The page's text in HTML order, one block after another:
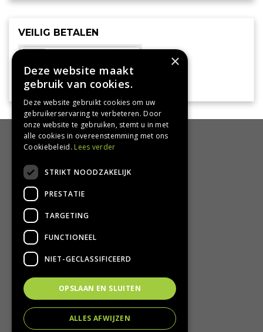
VEILIG BETALEN
HANDIG
Bezorgen en afhalen
Algemene voorwaarden
Privacy Policy
Privacy statement
CONTACT
Groencentrum Hoogeveen
Nijstad 11
7909 HS Hoogeveen
0528-251380
×
Deze website maakt
gebruik van cookies.
Deze website gebruikt cookies om uw
gebruikerservaring te verbeteren. Door
onze website te gebruiken, stemt u in met
alle cookies in overeenstemming met ons
Cookiebeleid. Lees verder
STRIKT NOODZAKELIJK
PRESTATIE
TARGETING
FUNCTIONEEL
NIET-GECLASSIFICEERD
OPSLAAN EN SLUITEN
ALLES AFWIJZEN